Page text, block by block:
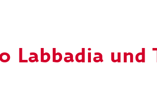
Labbadia und